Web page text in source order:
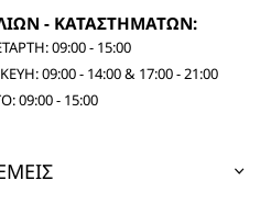
- ΚΑΤΑΣΤΗΜΑΤΩΝ:
09:00 - 15:00
09:00 - 14:00 & 17:00 - 21:00
09:00 - 15:00